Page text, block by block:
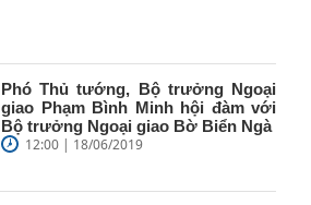
Phó Thủ tướng, Bộ trưởng Ngoại
giao Phạm Bình Minh hội đàm với
Bộ trưởng Ngoại giao Bờ Biển Ngà
12:00 | 18/06/2019